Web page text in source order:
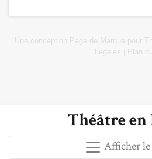
Théâtre en
Afficher
Une conception Page de Marque pour
Légales
Plan